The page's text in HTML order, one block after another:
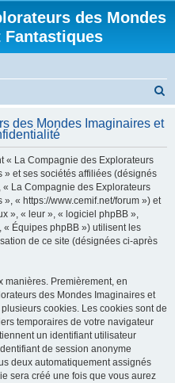
des Mondes
Fantastiques
h
des Mondes Imaginaires et
« La Compagnie des Explorateurs
et ses sociétés affiliées (désignés
La Compagnie des Explorateurs
« https://www.cemif.net/forum ») et
», « leur », « logiciel phpBB »,
« Équipes phpBB ») utilisent les
de ce site (désignées ci-après
manières. Premièrement, en
des Mondes Imaginaires et
cookies. Les cookies sont de
temporaires de votre navigateur
un identifiant utilisateur
de session anonyme
deux automatiquement assignés
sera créé une fois que vous aurez